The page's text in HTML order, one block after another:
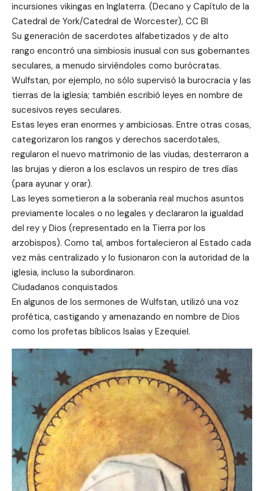
incursiones vikingas en Inglaterra. (Decano y Capítulo de la
Catedral de York/Catedral de Worcester), CC BI
Su generación de sacerdotes alfabetizados y de alto
rango encontró una simbiosis inusual con sus gobernantes
seculares, a menudo sirviéndoles como burócratas.
Wulfstan, por ejemplo, no sólo supervisó la burocracia y las
tierras de la iglesia; también escribió leyes en nombre de
sucesivos reyes seculares.
Estas leyes eran enormes y ambiciosas. Entre otras cosas,
categorizaron los rangos y derechos sacerdotales,
regularon el nuevo matrimonio de las viudas, desterraron a
las brujas y dieron a los esclavos un respiro de tres días
(para ayunar y orar).
Las leyes sometieron a la soberanía real muchos asuntos
previamente locales o no legales y declararon la igualdad
del rey y Dios (representado en la Tierra por los
arzobispos). Como tal, ambos fortalecieron al Estado cada
vez más centralizado y lo fusionaron con la autoridad de la
iglesia, incluso la subordinaron.
Ciudadanos conquistados
En algunos de los sermones de Wulfstan, utilizó una voz
profética, castigando y amenazando en nombre de Dios
como los profetas bíblicos Isaías y Ezequiel.